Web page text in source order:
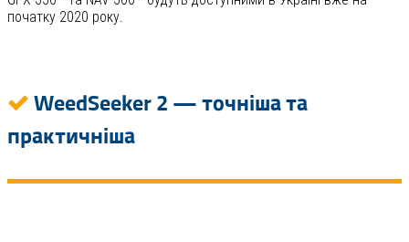
початку 2020 року.
WeedSeeker 2 — точніша та
практичніша